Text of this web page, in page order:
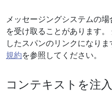
メッセージングシステムの
を受け取ることがあります
したスパンのリンクになり
規約を参照してください。
コンテキストを注